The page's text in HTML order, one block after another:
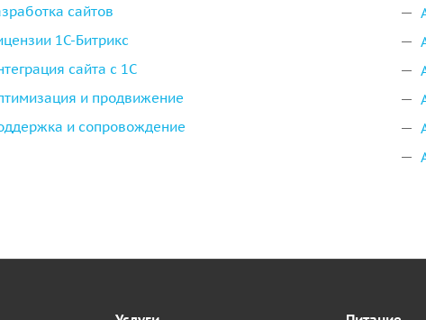
сайтов
1С-Битрикс
сайта с 1С
и продвижение
и сопровождение